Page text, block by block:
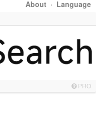
About · Language
PRO